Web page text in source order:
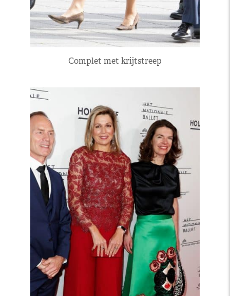
Complet met krijtstreep